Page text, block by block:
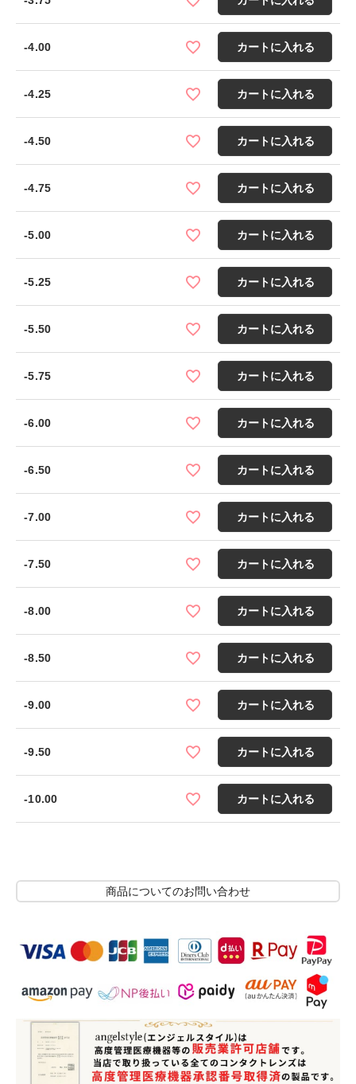
-4.00 カートに入れる
-4.25 カートに入れる
-4.50 カートに入れる
-4.75 カートに入れる
-5.00 カートに入れる
-5.25 カートに入れる
-5.50 カートに入れる
-5.75 カートに入れる
-6.00 カートに入れる
-6.50 カートに入れる
-7.00 カートに入れる
-7.50 カートに入れる
-8.00 カートに入れる
-8.50 カートに入れる
-9.00 カートに入れる
-9.50 カートに入れる
-10.00 カートに入れる
商品についてのお問い合わせ